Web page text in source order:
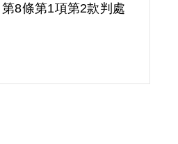
8條第1項第2款判處